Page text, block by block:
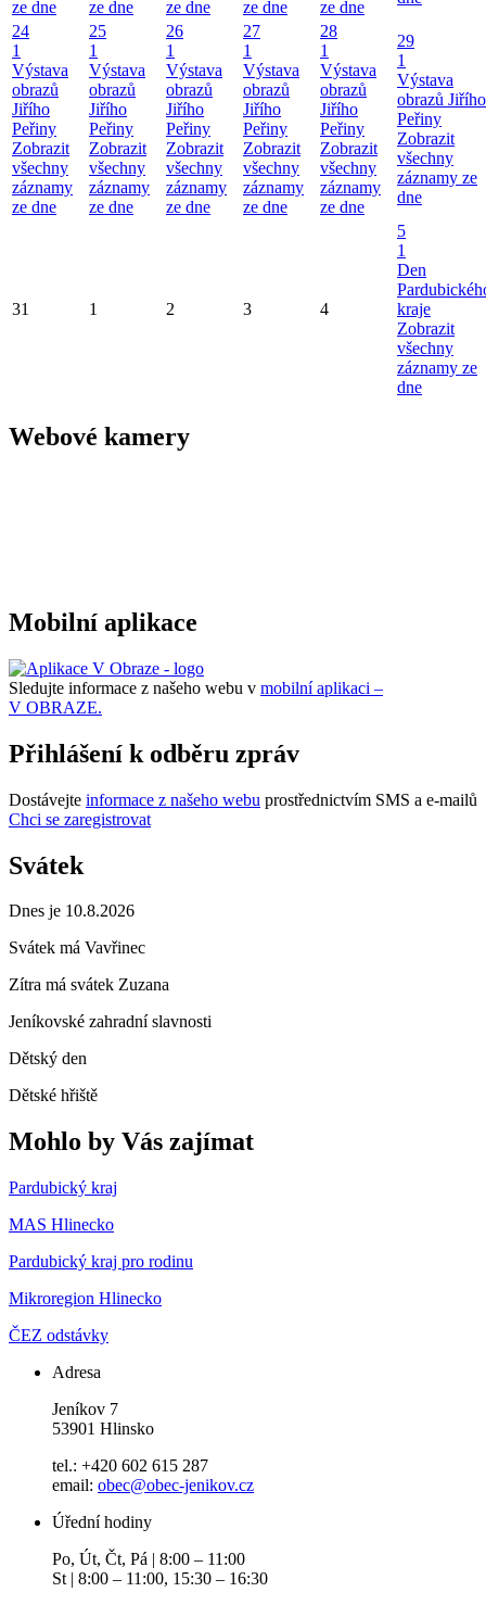
ze dne
ze dne
ze dne
ze dne
ze dne
24
1
Výstava
obrazů
Jiřího
Peřiny
Zobrazit
všechny
záznamy
ze dne
25
1
Výstava
obrazů
Jiřího
Peřiny
Zobrazit
všechny
záznamy
ze dne
26
1
Výstava
obrazů
Jiřího
Peřiny
Zobrazit
všechny
záznamy
ze dne
27
1
Výstava
obrazů
Jiřího
Peřiny
Zobrazit
všechny
záznamy
ze dne
28
1
Výstava
obrazů
Jiřího
Peřiny
Zobrazit
všechny
záznamy
ze dne
29
1
Výstava
obrazů Jiřího
Peřiny
Zobrazit
všechny
záznamy ze
dne
31 1 2 3 4
5
1
Den
kraje
Zobrazit
všechny
záznamy ze
dne
Webové kamery
Mobilní aplikace
Sledujte informace z našeho webu v mobilní aplikaci –
V OBRAZE.
Přihlášení k odběru zpráv
Dostávejte informace z našeho webu prostřednictvím SMS a e-mailů
Chci se zaregistrovat
Svátek
Dnes je 10.8.2026
Svátek má Vavřinec
Zítra má svátek Zuzana
Jeníkovské zahradní slavnosti
Dětský den
Dětské hřiště
Mohlo by Vás zajímat
Pardubický kraj
MAS Hlinecko
Pardubický kraj pro rodinu
Mikroregion Hlinecko
ČEZ odstávky
Adresa
Jeníkov 7
53901 Hlinsko
tel.: +420 602 615 287
email: obec@obec-jenikov.cz
Úřední hodiny
Po, Út, Čt, Pá | 8:00 – 11:00
St | 8:00 – 11:00, 15:30 – 16:30